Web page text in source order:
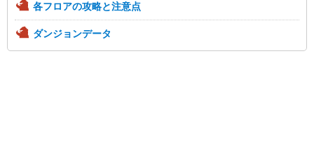
各フロアの攻略と注意点
ダンジョンデータ